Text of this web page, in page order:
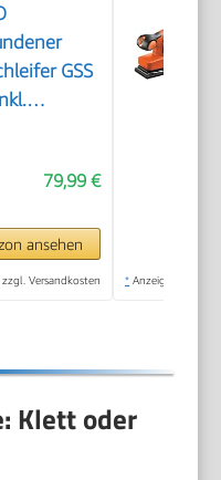
GSS
79,99 €
ansehen
Versandkosten * Anzeige
Klett oder